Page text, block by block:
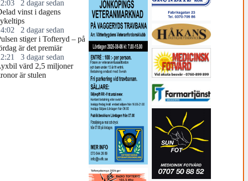
2 dagar sedan
vinst i dagens
2 dagar sedan
stiger i Tofteryd – på
är det premiär
3 dagar sedan
värd 2,5 miljoner
är stulen